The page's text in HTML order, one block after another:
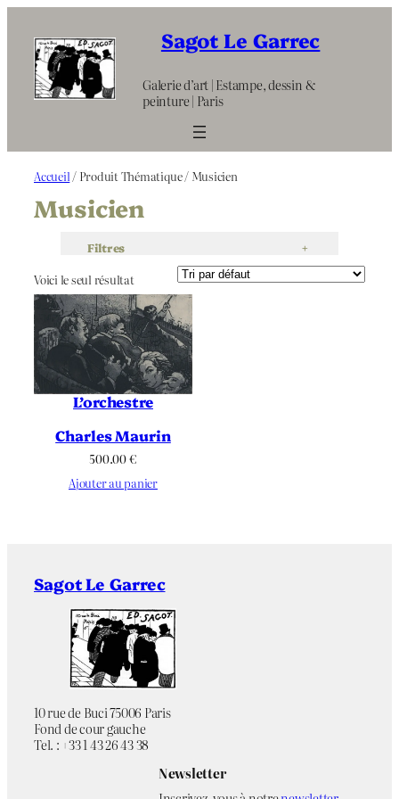
contenu
Sagot Le Garrec
Galerie d’art | Estampe, dessin &
peinture | Paris
Accueil / Produit Thématique / Musicien
Musicien
Filtres +
Voici le seul résultat
L’orchestre
Charles Maurin
500.00€
Ajouter au panier
Sagot Le Garrec
10 rue de Buci 75006 Paris
Fond de cour gauche
Tel. : +33 1 43 26 43 38
Newsletter